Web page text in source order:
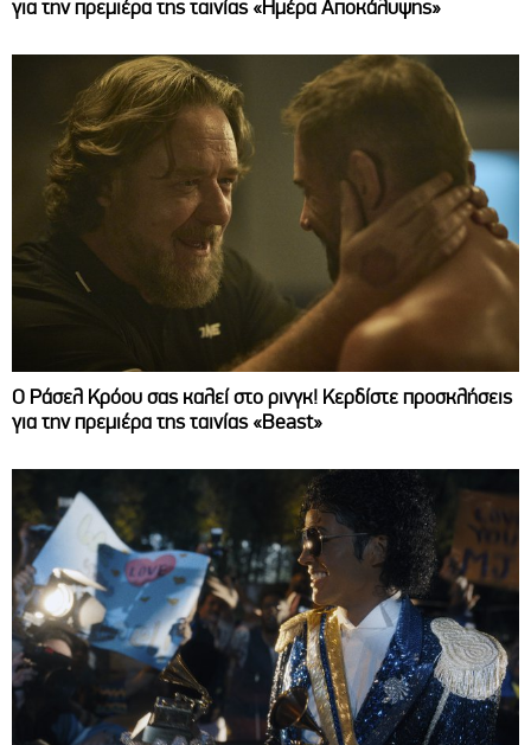
για την πρεμιέρα της ταινίας «Ημέρα Αποκάλυψης»
Ο Ράσελ Κρόου σας καλεί στο ρινγκ! Κερδίστε προσκλήσεις
για την πρεμιέρα της ταινίας «Beast»